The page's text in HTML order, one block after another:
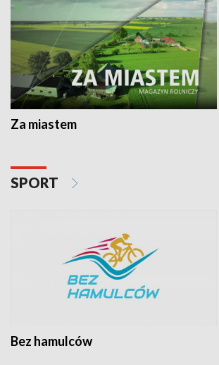
Za miastem
SPORT
Bez hamulców